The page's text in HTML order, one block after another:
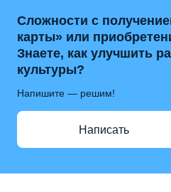
Сложности с
карты» или
Знаете, как улучшить
культуры?
Напишите — решим!
Написать